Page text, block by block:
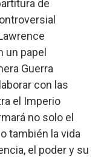
de
un papel
Guerra
con las
el Imperio
no solo el
también la vida
el poder y su